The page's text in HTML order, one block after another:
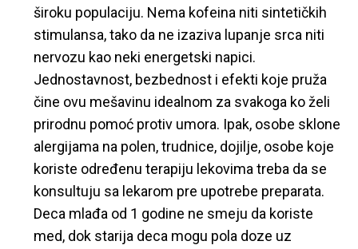
široku populaciju. Nema kofeina niti sintetičkih
stimulansa, tako da ne izaziva lupanje srca niti
nervozu kao neki energetski napici.
Jednostavnost, bezbednost i efekti koje pruža
čine ovu mešavinu idealnom za svakoga ko želi
prirodnu pomoć protiv umora. Ipak, osobe sklone
alergijama na polen, trudnice, dojilje, osobe koje
koriste određenu terapiju lekovima treba da se
konsultuju sa lekarom pre upotrebe preparata.
Deca mlađa od 1 godine ne smeju da koriste
med, dok starija deca mogu pola doze uz